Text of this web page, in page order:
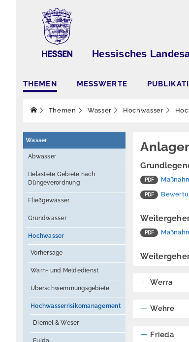
Hessisches
THEMEN MESSWERTE
Themen Wasser Hochwasser
Wasser
Abwasser
Belastete Gebiete nach
Düngeverordnung
Fließgewässer
Grundwasser
Hochwasser
Vorhersage
Warn- und Meldedienst
Überschwemmungsgebiete
Hochwasserrisikomanagement
Diemel & Weser
Fulda
Werra
Wehre
Frieda